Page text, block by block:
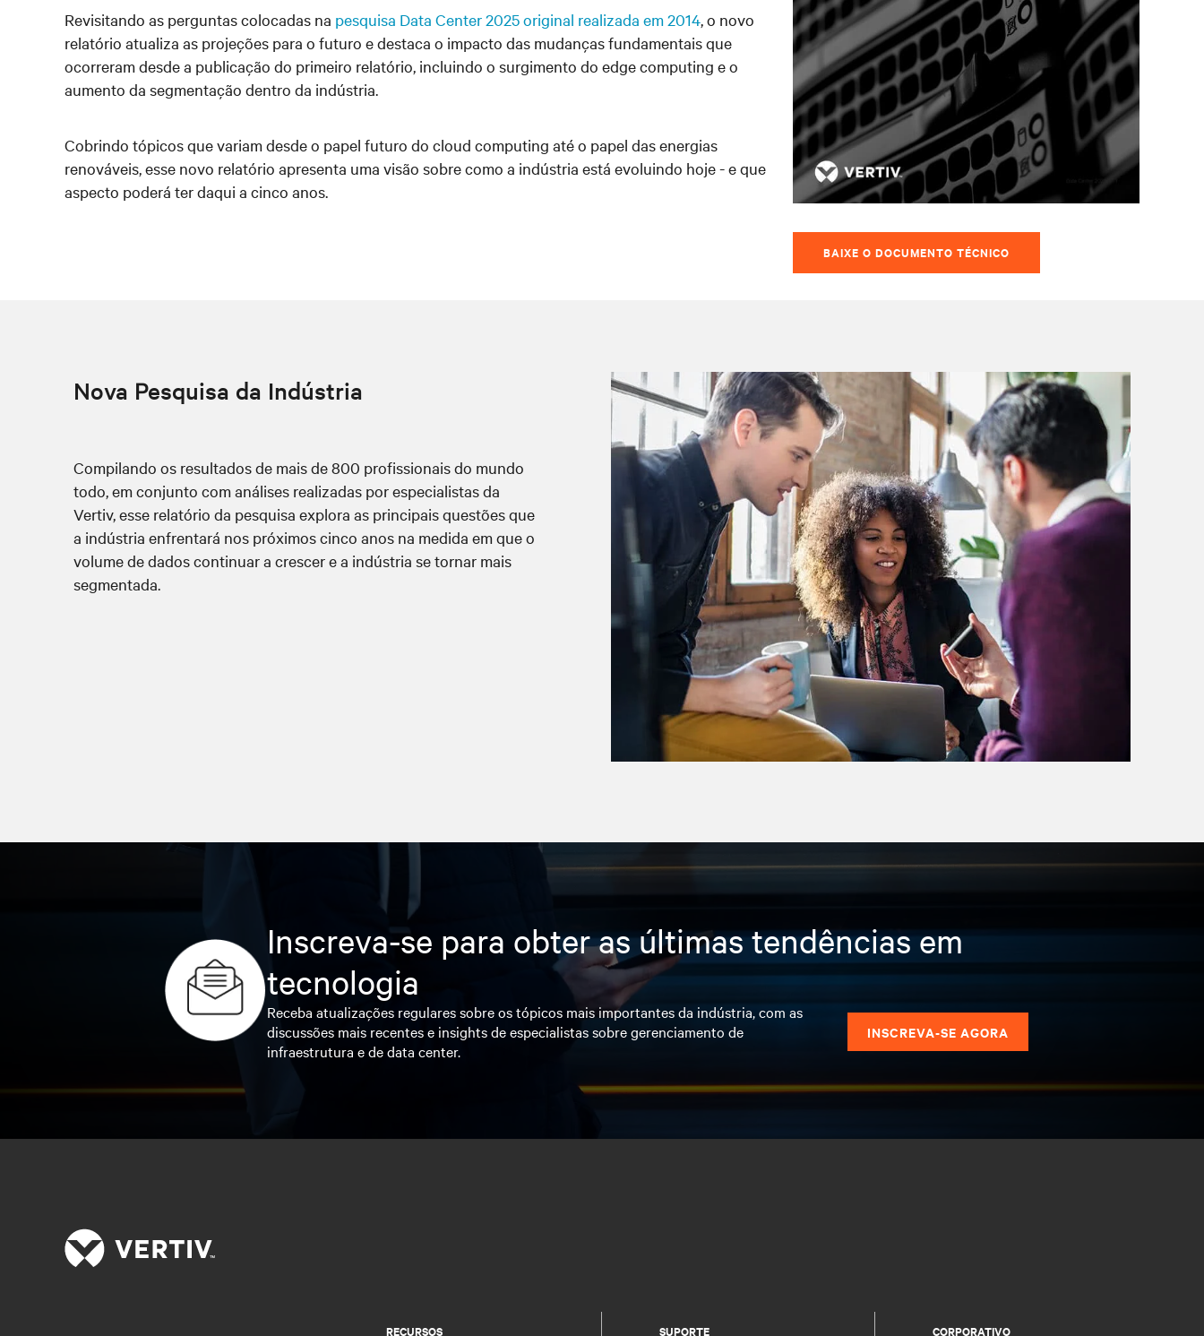
Revisitando as perguntas colocadas na pesquisa Data Center 2025 original realizada em 2014, o novo
relatório atualiza as projeções para o futuro e destaca o impacto das mudanças fundamentais que
ocorreram desde a publicação do primeiro relatório, incluindo o surgimento do edge computing e o
aumento da segmentação dentro da indústria.
Cobrindo tópicos que variam desde o papel futuro do cloud computing até o papel das energias
renováveis, esse novo relatório apresenta uma visão sobre como a indústria está evoluindo hoje - e que
aspecto poderá ter daqui a cinco anos.
BAIXE O DOCUMENTO TÉCNICO
Nova Pesquisa da Indústria
Compilando os resultados de mais de 800 profissionais do mundo
todo, em conjunto com análises realizadas por especialistas da
Vertiv, esse relatório da pesquisa explora as principais questões que
a indústria enfrentará nos próximos cinco anos na medida em que o
volume de dados continuar a crescer e a indústria se tornar mais
segmentada.
Inscreva-se para obter as últimas tendências em
tecnologia
Receba atualizações regulares sobre os tópicos mais importantes da indústria, com as
discussões mais recentes e insights de especialistas sobre gerenciamento de
infraestrutura e de data center.
INSCREVA-SE AGORA
RECURSOS SUPORTE CORPORATIVO